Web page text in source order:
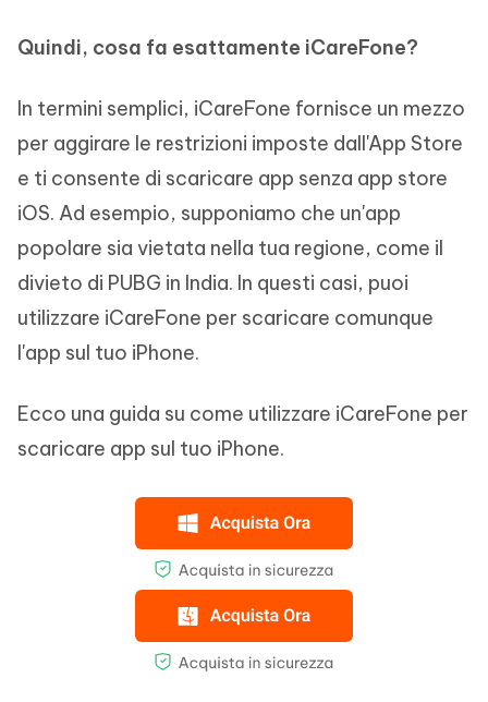
Quindi, cosa fa esattamente iCareFone?
In termini semplici, iCareFone fornisce un mezzo
per aggirare le restrizioni imposte dall'App Store
e ti consente di scaricare app senza app store
iOS. Ad esempio, supponiamo che un'app
popolare sia vietata nella tua regione, come il
divieto di PUBG in India. In questi casi, puoi
utilizzare iCareFone per scaricare comunque
l'app sul tuo iPhone.
Ecco una guida su come utilizzare iCareFone per
scaricare app sul tuo iPhone.